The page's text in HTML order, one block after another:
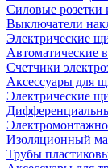
Силовые розетки
Выключатели
Электрические
Автоматические
Счетчики
Аксессуары для
Электрические
Изоляционный
Трубы